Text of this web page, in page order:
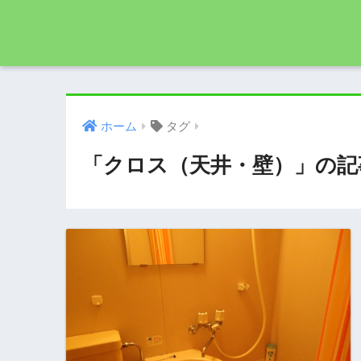
ホーム タグ
「クロス（天井・壁）」の